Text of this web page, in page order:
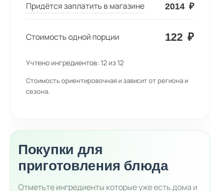
Придётся заплатить в магазине 2014 ₽
Стоимость одной порции 122 ₽
Учтено ингредиентов: 12 из12
Стоимость ориентировочная и зависит от региона и
сезона.
Покупки для
приготовления блюда
Отметьте ингредиенты которые уже есть дома и